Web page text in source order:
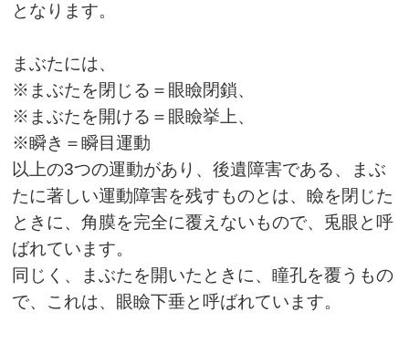
となります。
まぶたには、
※まぶたを閉じる＝眼瞼閉鎖、
※まぶたを開ける＝眼瞼挙上、
※瞬き＝瞬目運動
以上の3つの運動があり、後遺障害である、まぶ
たに著しい運動障害を残すものとは、瞼を閉じた
ときに、角膜を完全に覆えないもので、兎眼と呼
ばれています。
同じく、まぶたを開いたときに、瞳孔を覆うもの
で、これは、眼瞼下垂と呼ばれています。